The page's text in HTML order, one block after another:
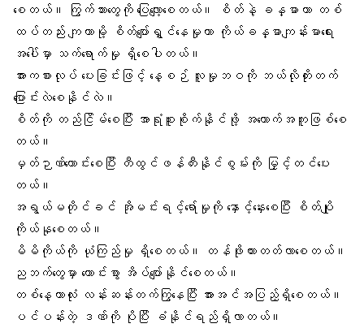
စေတယ်။ ကြွက်သားတွေကို ပြေလျော့စေတယ်။ စိတ်နဲ့ ခန္ဓာဟာ တစ်
ထပ်တည်း ကျတာမို့ စိတ်ပျော်ရွှင်နေမှုဟာ ကိုယ်ခန္ဓာကျန်းမာရေး
အပေါ်မှာ သက်ရောက်မှု ရှိစေပါတယ်။
အားကစားလုပ် ပေးခြင်းဖြင့် နေ့စဉ် လူမှုဘဝကို ဘယ်လိုတိုးတက်
ပြောင်းလဲစေနိုင်လဲ။
စိတ်ကို တည်ငြိမ်စေပြီး အာရုံစူးစိုက်နိုင်ဖို့ အထောက်အကူဖြစ်စေ
တယ်။
မှတ်ဉာဏ်ကောင်းစေပြီး တီထွင်ဖန်တီးနိုင်စွမ်း ကို မြှင့်တင်ပေး
တယ်။
အရွယ်မတိုင်ခင် အိုမင်းရင့်ရော်မှုကို နှောင့်နှေးစေပြီး စိတ်ပျို
ကိုယ်နုစေတယ်။
မိမိကိုယ်ကို ယုံကြည်မှု ရှိစေတယ်။ တန်ဖိုးထားတတ်လာစေတယ်။
ညဘက်တွေမှာ ကောင်းစွာ အိပ်ပျော်နိုင်စေတယ်။
တစ်နေ့တာလုံး လန်းဆန်းတက်ကြွနေပြီး အားအင်အပြည့်ရှိစေတယ်။
ပင်ပန်းတဲ့ ဒဏ်ကို ပိုပြီး ခံနိုင်ရည်ရှိလာတယ်။